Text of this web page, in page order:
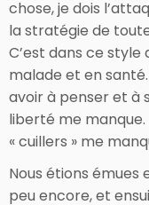
chose, je dois
la stratégie de
C’est dans ce
malade et en
avoir à penser et à
liberté me
« cuillers » me
Nous étions émues
peu encore, et